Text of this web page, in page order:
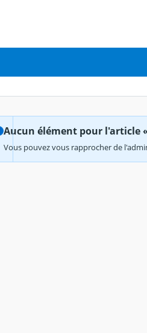
Aucun élément pour l'article
Vous pouvez vous rapprocher de